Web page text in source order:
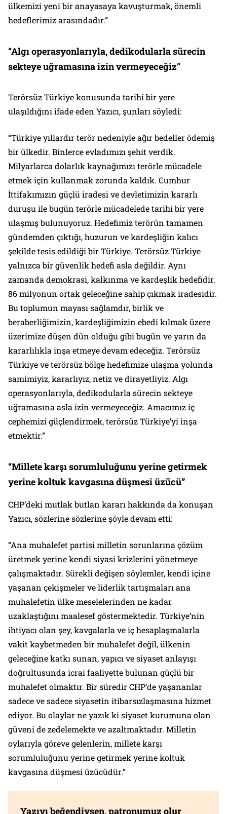
ülkemizi yeni bir anayasaya kavuşturmak, önemli
hedeflerimiz arasındadır.”
“Algı operasyonlarıyla, dedikodularla sürecin
sekteye uğramasına izin vermeyeceğiz”
Terörsüz Türkiye konusunda tarihi bir yere
ulaşıldığını ifade eden Yazıcı, şunları söyledi:
“Türkiye yıllardır terör nedeniyle ağır bedeller ödemiş
bir ülkedir. Binlerce evladımızı şehit verdik.
Milyarlarca dolarlık kaynağımızı terörle mücadele
etmek için kullanmak zorunda kaldık. Cumhur
İttifakımızın güçlü iradesi ve devletimizin kararlı
duruşu ile bugün terörle mücadelede tarihi bir yere
ulaşmış bulunuyoruz. Hedefimiz terörün tamamen
gündemden çıktığı, huzurun ve kardeşliğin kalıcı
şekilde tesis edildiği bir Türkiye. Terörsüz Türkiye
yalnızca bir güvenlik hedefi asla değildir. Aynı
zamanda demokrasi, kalkınma ve kardeşlik hedefidir.
86 milyonun ortak geleceğine sahip çıkmak iradesidir.
Bu toplumun mayası sağlamdır, birlik ve
beraberliğimizin, kardeşliğimizin ebedi kılmak üzere
üzerimize düşen dün olduğu gibi bugün ve yarın da
kararlılıkla inşa etmeye devam edeceğiz. Terörsüz
Türkiye ve terörsüz bölge hedefimize ulaşma yolunda
samimiyiz, kararlıyız, netiz ve dirayetliyiz. Algı
operasyonlarıyla, dedikodularla sürecin sekteye
uğramasına asla izin vermeyeceğiz. Amacımız iç
cephemizi güçlendirmek, terörsüz Türkiye’yi inşa
etmektir.”
“Millete karşı sorumluluğunu yerine getirmek
yerine koltuk kavgasına düşmesi üzücü”
CHP’deki mutlak butlan kararı hakkında da konuşan
Yazıcı, sözlerine sözlerine şöyle devam etti:
“Ana muhalefet partisi milletin sorunlarına çözüm
üretmek yerine kendi siyasi krizlerini yönetmeye
çalışmaktadır. Sürekli değişen söylemler, kendi içine
yaşanan çekişmeler ve liderlik tartışmaları ana
muhalefetin ülke meselelerinden ne kadar
uzaklaştığını maalesef göstermektedir. Türkiye’nin
ihtiyacı olan şey, kavgalarla ve iç hesaplaşmalarla
vakit kaybetmeden bir muhalefet değil, ülkenin
geleceğine katkı sunan, yapıcı ve siyaset anlayışı
doğrultusunda icrai faaliyette bulunan güçlü bir
muhalefet olmaktır. Bir süredir CHP’de yaşananlar
sadece ve sadece siyasetin itibarsızlaşmasına hizmet
ediyor. Bu olaylar ne yazık ki siyaset kurumuna olan
güveni de zedelemekte ve azaltmaktadır. Milletin
oylarıyla göreve gelenlerin, millete karşı
sorumluluğunu yerine getirmek yerine koltuk
kavgasına düşmesi üzücüdür.”
Yazıyı beğendiysen, patronumuz olur